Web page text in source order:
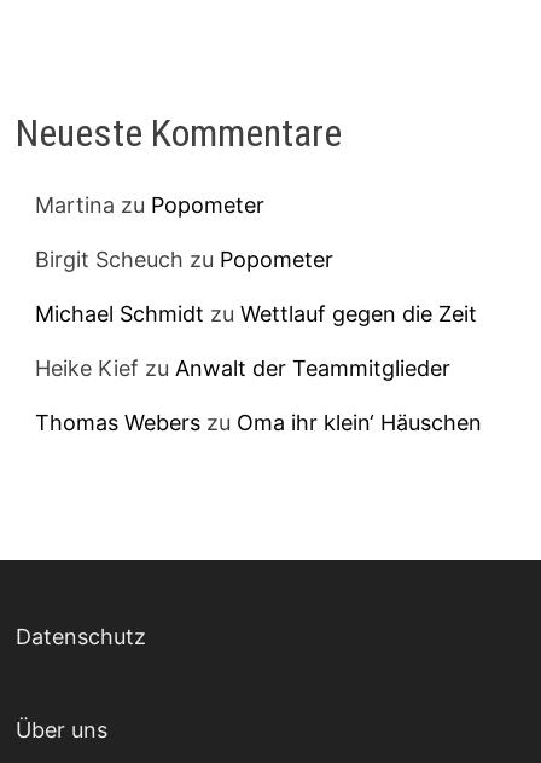
Neueste Kommentare
Martina zu Popometer
Birgit Scheuch zu Popometer
Michael Schmidt zuWettlauf gegen die Zeit
Heike Kief zu Anwalt der Teammitglieder
Thomas Webers zu Oma ihr klein‘ Häuschen
Datenschutz
Über uns